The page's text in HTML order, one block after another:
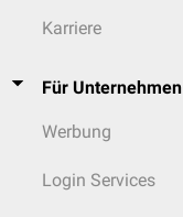
Karriere
Für Unternehmen
Werbung
Login Services